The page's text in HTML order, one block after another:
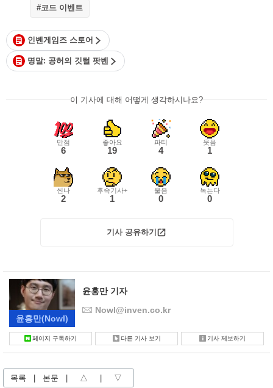
#코드 이벤트
인벤게임즈 스토어
명말: 공허의 깃털 팟벤
이 기사에 대해 어떻게 생각하시나요?
만점
6
좋아요
19
파티
4
웃음
1
씬나
2
후속기사+
1
울음
0
녹는다
0
기사 공유하기
윤홍만(Nowl)
윤홍만 기자
Nowl@inven.co.kr
페이지 구독하기 다른 기사 보기 기사 제보하기
목록 | 본문 | △ | ▽